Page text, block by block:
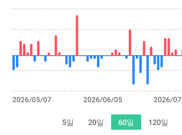
5일 20일 60일 120일